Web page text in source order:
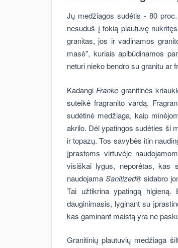
Jų medžiagos sudėtis - 80
nesuduš į tokią plautuvę
granitas, jos ir vadinamos
masė", kuriais apibūdinamos
neturi nieko bendro su granitu ar
Kadangi Franke granitinės
suteikė fragranito vardą.
sudėtinė medžiaga, kaip
akrilo. Dėl ypatingos sudėties ši
ir topazų. Tos savybės itin
įprastoms virtuvėje
visiškai lygus, neporėtas, kas
naudojama Sanitized®sidabro
Tai užtikrina ypatingą higieną.
dauginimasis, lyginant su
kas gaminant maistą yra ne
Granitinių plautuvių medžiaga